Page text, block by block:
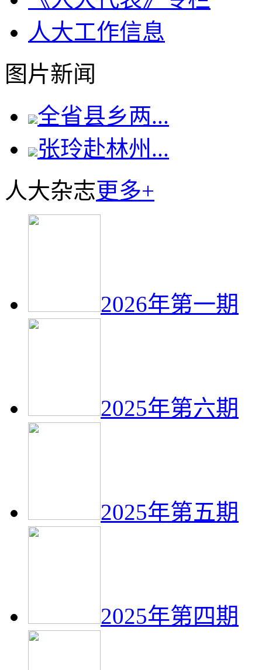
人大工作信息
图片新闻
全省县乡两...
张玲赴林州...
人大杂志更多+
2026年第一期
2025年第六期
2025年第五期
2025年第四期